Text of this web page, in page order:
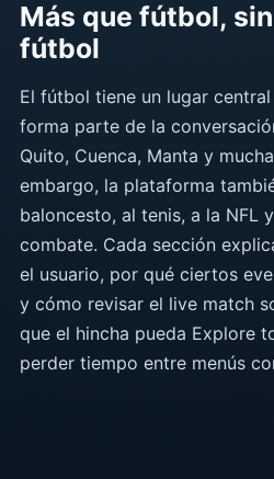
Más que fútbol,
fútbol
El fútbol tiene un lugar
forma parte de la
Quito, Cuenca, Manta y
embargo, la plataforma
baloncesto, al tenis, a la NFL
combate. Cada sección
el usuario, por qué ciertos
y cómo revisar el live match
que el hincha pueda Explore
perder tiempo entre menús